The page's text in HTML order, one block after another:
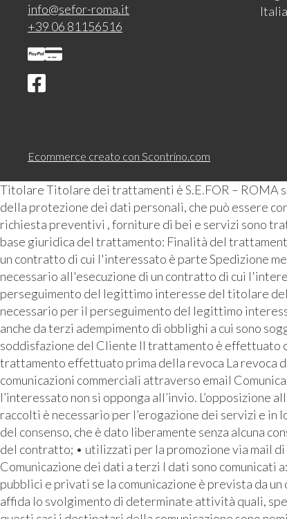
info@sefor-roma.it
+39 06 81156516
Ecommerce creato con Scontrino.com
Titolare Titolare dei trattamenti è S.E.FOR – ROMA
della protezione dei dati personali, che può essere
richiesta preventivi , forniture di bei e servizi sono
base giuridica del trattamento: Finalità del
un contratto di cui l'interessato è parte Spedizione
necessario all'esecuzione di un contratto di cui
perseguimento del legittimo interesse del titolare
necessario per il perseguimento del legittimo
anche da terzi adempimento di obblighi a cui sono
soddisfazione del Cliente Il trattamento è effettuato
trattamento effettuato prima della revoca La revoca
comunicazioni commerciali attraverso email
l’interessato non si opponga all’invio.
raccolti è necessario per l’erogazione dei servizi e
del consenso, che è dato liberamente senza alcuna
del contratto; • utilizzati per la promozione via mail
Comunicazione dei dati a terzi I dati sono
pubblici e privati se la comunicazione è prevista da
affida lo svolgimento di determinate attività quali,